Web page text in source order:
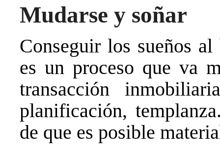
Mudarse y soñar
Conseguir los sueños al
es un proceso que va
transacción
planificación,
de que es posible